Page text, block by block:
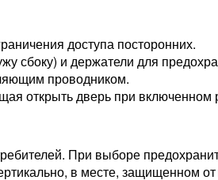
доступа посторонних.
сбоку) и держатели для
проводником.
открыть дверь при включенном
При выборе
в месте, защищенном